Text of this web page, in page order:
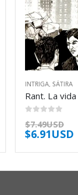
INTRIGA SÁTIRA
$7.49USD
$6.91USD